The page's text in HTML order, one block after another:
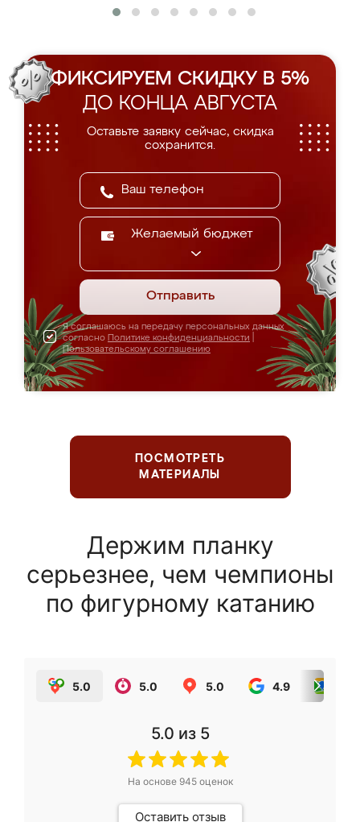
ФИКСИРУЕМ СКИДКУ В 5%
ДО КОНЦА АВГУСТА
Оставьте заявку сейчас, скидка
сохранится.
Желаемый бюджет
Отправить
Я соглашаюсь на передачу персональных данных
согласно Политике конфиденциальности
Пользовательскому соглашению
ПОСМОТРЕТЬ
МАТЕРИАЛЫ
Держим планку
серьезнее, чем чемпионы
по фигурному катанию
5.0 5.0 5.0 4.9
5.0 из 5
На основе 945оценок
Оставить отзыв